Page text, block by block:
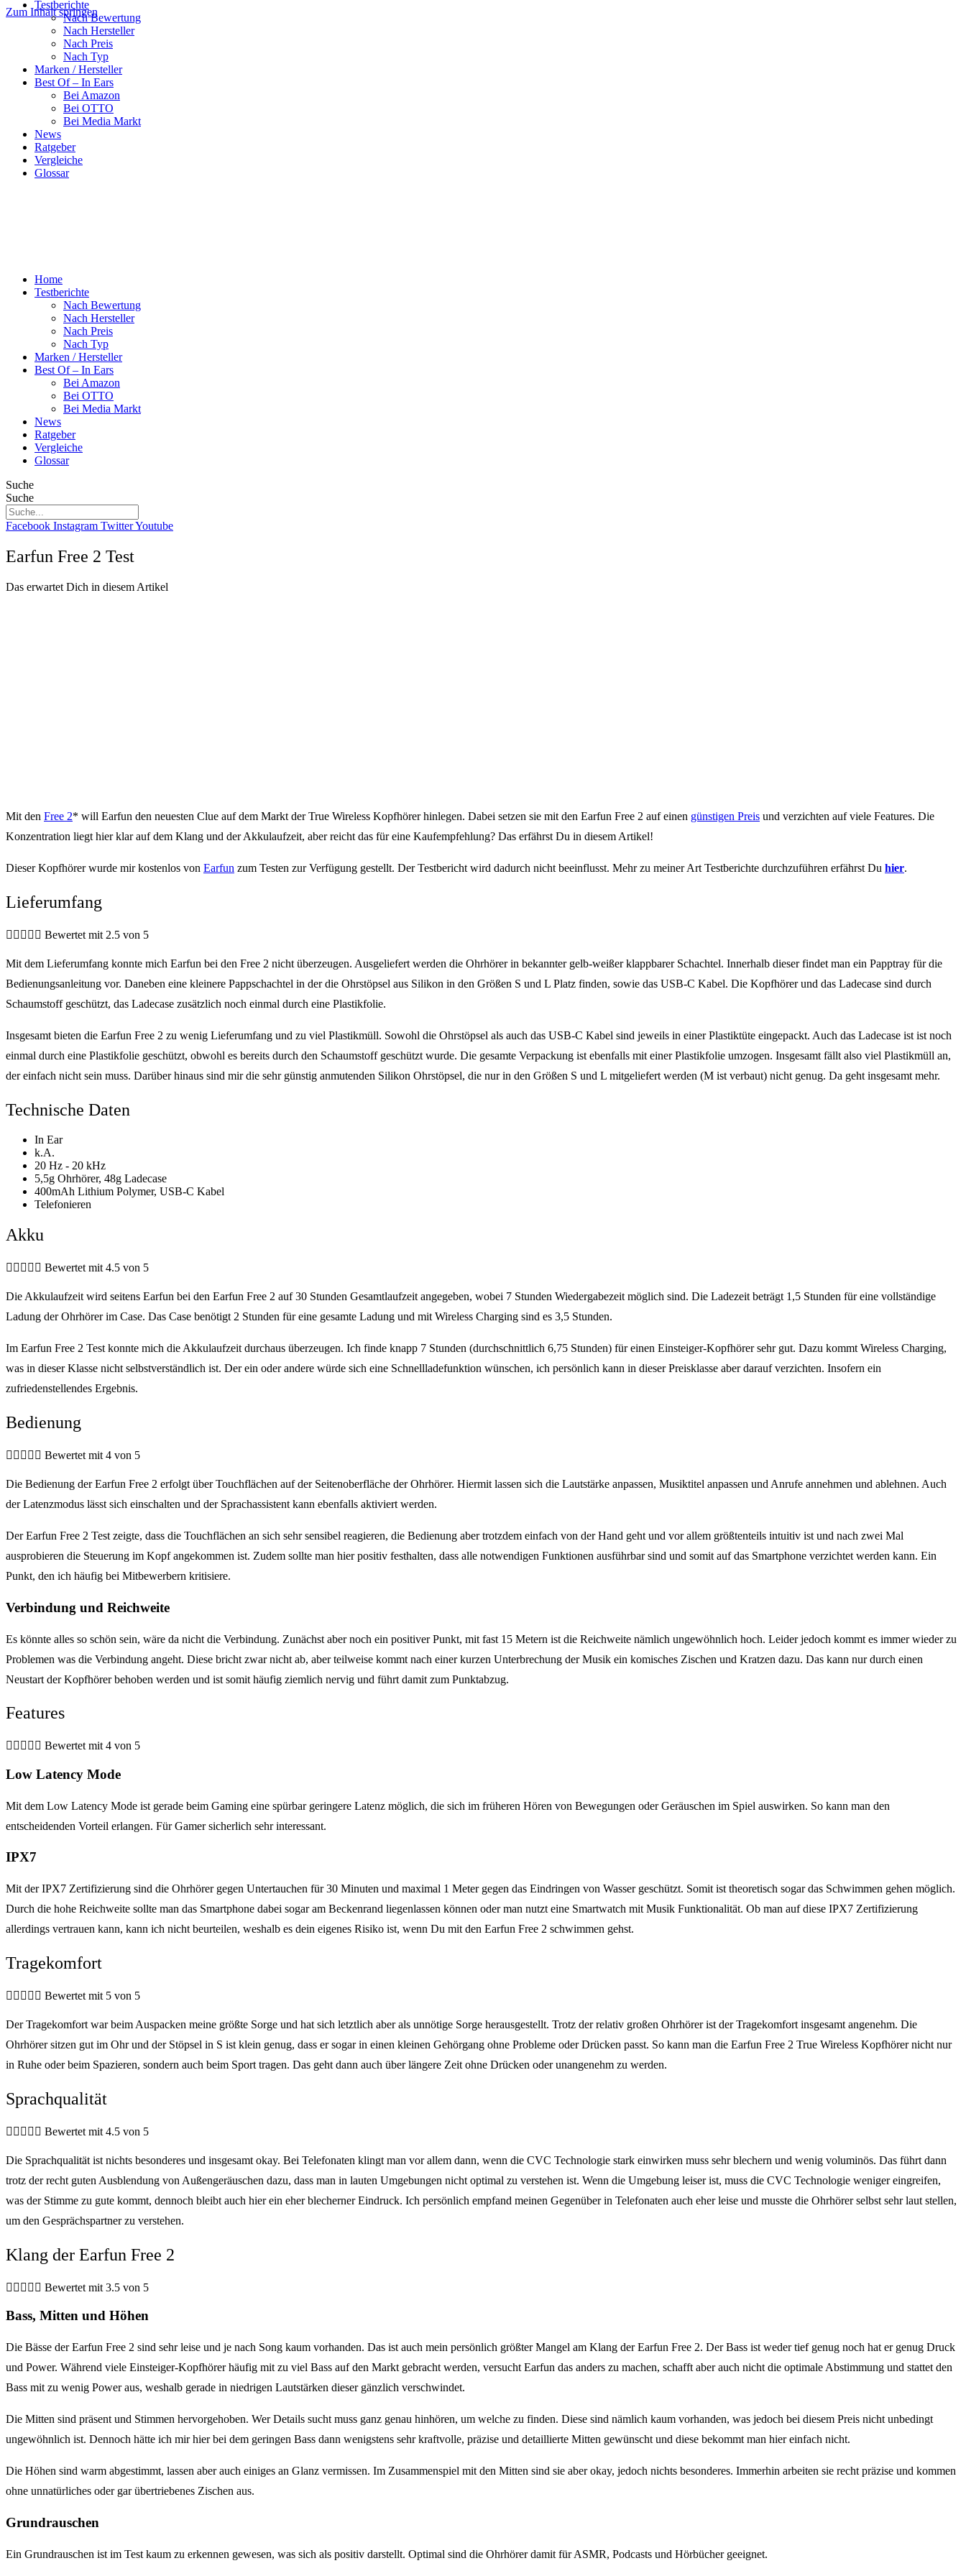
Zum Inhalt springen
Testberichte
Nach Bewertung
Nach Hersteller
Nach Preis
Nach Typ
Marken / Hersteller
Best Of – In Ears
Bei Amazon
Bei OTTO
Bei Media Markt
News
Ratgeber
Vergleiche
Glossar
Home
Testberichte
Nach Bewertung
Nach Hersteller
Nach Preis
Nach Typ
Marken / Hersteller
Best Of – In Ears
Bei Amazon
Bei OTTO
Bei Media Markt
News
Ratgeber
Vergleiche
Glossar
Suche
Suche
Facebook Instagram TwitterYoutube
Earfun Free 2 Test
Das erwartet Dich in diesem Artikel
Mit den Free 2* will Earfun den neuesten Clue auf dem Markt der True Wireless Kopfhörer hinlegen. Dabei setzen sie mit den Earfun Free 2 auf einen günstigen Preis und verzichten auf viele Features. Die
Konzentration liegt hier klar auf dem Klang und der Akkulaufzeit, aber reicht das für eine Kaufempfehlung? Das erfährst Du in diesem Artikel!
Dieser Kopfhörer wurde mir kostenlos von Earfun zum Testen zur Verfügung gestellt. Der Testbericht wird dadurch nicht beeinflusst. Mehr zu meiner Art Testberichte durchzuführen erfährst Du hier.
Lieferumfang
     Bewertet mit 2.5 von 5
Mit dem Lieferumfang konnte mich Earfun bei den Free 2 nicht überzeugen. Ausgeliefert werden die Ohrhörer in bekannter gelb-weißer klappbarer Schachtel. Innerhalb dieser findet man ein Papptray für die
Bedienungsanleitung vor. Daneben eine kleinere Pappschachtel in der die Ohrstöpsel aus Silikon in den Größen S und L Platz finden, sowie das USB-C Kabel. Die Kopfhörer und das Ladecase sind durch
Schaumstoff geschützt, das Ladecase zusätzlich noch einmal durch eine Plastikfolie.
Insgesamt bieten die Earfun Free 2 zu wenig Lieferumfang und zu viel Plastikmüll. Sowohl die Ohrstöpsel als auch das USB-C Kabel sind jeweils in einer Plastiktüte eingepackt. Auch das Ladecase ist ist noch
einmal durch eine Plastikfolie geschützt, obwohl es bereits durch den Schaumstoff geschützt wurde. Die gesamte Verpackung ist ebenfalls mit einer Plastikfolie umzogen. Insgesamt fällt also viel Plastikmüll an,
der einfach nicht sein muss. Darüber hinaus sind mir die sehr günstig anmutenden Silikon Ohrstöpsel, die nur in den Größen S und L mitgeliefert werden (M ist verbaut) nicht genug. Da geht insgesamt mehr.
Technische Daten
In Ear
k.A.
20 Hz - 20 kHz
5,5g Ohrhörer, 48g Ladecase
400mAh Lithium Polymer, USB-C Kabel
Telefonieren
Akku
     Bewertet mit 4.5 von 5
Die Akkulaufzeit wird seitens Earfun bei den Earfun Free 2 auf 30 Stunden Gesamtlaufzeit angegeben, wobei 7 Stunden Wiedergabezeit möglich sind. Die Ladezeit beträgt 1,5 Stunden für eine vollständige
Ladung der Ohrhörer im Case. Das Case benötigt 2 Stunden für eine gesamte Ladung und mit Wireless Charging sind es 3,5 Stunden.
Im Earfun Free 2 Test konnte mich die Akkulaufzeit durchaus überzeugen. Ich finde knapp 7 Stunden (durchschnittlich 6,75 Stunden) für einen Einsteiger-Kopfhörer sehr gut. Dazu kommt Wireless Charging,
was in dieser Klasse nicht selbstverständlich ist. Der ein oder andere würde sich eine Schnellladefunktion wünschen, ich persönlich kann in dieser Preisklasse aber darauf verzichten. Insofern ein
zufriedenstellendes Ergebnis.
Bedienung
     Bewertet mit 4 von 5
Die Bedienung der Earfun Free 2 erfolgt über Touchflächen auf der Seitenoberfläche der Ohrhörer. Hiermit lassen sich die Lautstärke anpassen, Musiktitel anpassen und Anrufe annehmen und ablehnen. Auch
der Latenzmodus lässt sich einschalten und der Sprachassistent kann ebenfalls aktiviert werden.
Der Earfun Free 2 Test zeigte, dass die Touchflächen an sich sehr sensibel reagieren, die Bedienung aber trotzdem einfach von der Hand geht und vor allem größtenteils intuitiv ist und nach zwei Mal
ausprobieren die Steuerung im Kopf angekommen ist. Zudem sollte man hier positiv festhalten, dass alle notwendigen Funktionen ausführbar sind und somit auf das Smartphone verzichtet werden kann. Ein
Punkt, den ich häufig bei Mitbewerbern kritisiere.
Verbindung und Reichweite
Es könnte alles so schön sein, wäre da nicht die Verbindung. Zunächst aber noch ein positiver Punkt, mit fast 15 Metern ist die Reichweite nämlich ungewöhnlich hoch. Leider jedoch kommt es immer wieder zu
Problemen was die Verbindung angeht. Diese bricht zwar nicht ab, aber teilweise kommt nach einer kurzen Unterbrechung der Musik ein komisches Zischen und Kratzen dazu. Das kann nur durch einen
Neustart der Kopfhörer behoben werden und ist somit häufig ziemlich nervig und führt damit zum Punktabzug.
Features
     Bewertet mit 4 von 5
Low Latency Mode
Mit dem Low Latency Mode ist gerade beim Gaming eine spürbar geringere Latenz möglich, die sich im früheren Hören von Bewegungen oder Geräuschen im Spiel auswirken. So kann man den
entscheidenden Vorteil erlangen. Für Gamer sicherlich sehr interessant.
IPX7
Mit der IPX7 Zertifizierung sind die Ohrhörer gegen Untertauchen für 30 Minuten und maximal 1 Meter gegen das Eindringen von Wasser geschützt. Somit ist theoretisch sogar das Schwimmen gehen möglich.
Durch die hohe Reichweite sollte man das Smartphone dabei sogar am Beckenrand liegenlassen können oder man nutzt eine Smartwatch mit Musik Funktionalität. Ob man auf diese IPX7 Zertifizierung
allerdings vertrauen kann, kann ich nicht beurteilen, weshalb es dein eigenes Risiko ist, wenn Du mit den Earfun Free 2 schwimmen gehst.
Tragekomfort
     Bewertet mit 5 von 5
Der Tragekomfort war beim Auspacken meine größte Sorge und hat sich letztlich aber als unnötige Sorge herausgestellt. Trotz der relativ großen Ohrhörer ist der Tragekomfort insgesamt angenehm. Die
Ohrhörer sitzen gut im Ohr und der Stöpsel in S ist klein genug, dass er sogar in einen kleinen Gehörgang ohne Probleme oder Drücken passt. So kann man die Earfun Free 2 True Wireless Kopfhörer nicht nur
in Ruhe oder beim Spazieren, sondern auch beim Sport tragen. Das geht dann auch über längere Zeit ohne Drücken oder unangenehm zu werden.
Sprachqualität
     Bewertet mit 4.5 von 5
Die Sprachqualität ist nichts besonderes und insgesamt okay. Bei Telefonaten klingt man vor allem dann, wenn die CVC Technologie stark einwirken muss sehr blechern und wenig voluminös. Das führt dann
trotz der recht guten Ausblendung von Außengeräuschen dazu, dass man in lauten Umgebungen nicht optimal zu verstehen ist. Wenn die Umgebung leiser ist, muss die CVC Technologie weniger eingreifen,
was der Stimme zu gute kommt, dennoch bleibt auch hier ein eher blecherner Eindruck. Ich persönlich empfand meinen Gegenüber in Telefonaten auch eher leise und musste die Ohrhörer selbst sehr laut stellen,
um den Gesprächspartner zu verstehen.
Klang der Earfun Free 2
     Bewertet mit 3.5 von 5
Bass, Mitten und Höhen
Die Bässe der Earfun Free 2 sind sehr leise und je nach Song kaum vorhanden. Das ist auch mein persönlich größter Mangel am Klang der Earfun Free 2. Der Bass ist weder tief genug noch hat er genug Druck
und Power. Während viele Einsteiger-Kopfhörer häufig mit zu viel Bass auf den Markt gebracht werden, versucht Earfun das anders zu machen, schafft aber auch nicht die optimale Abstimmung und stattet den
Bass mit zu wenig Power aus, weshalb gerade in niedrigen Lautstärken dieser gänzlich verschwindet.
Die Mitten sind präsent und Stimmen hervorgehoben. Wer Details sucht muss ganz genau hinhören, um welche zu finden. Diese sind nämlich kaum vorhanden, was jedoch bei diesem Preis nicht unbedingt
ungewöhnlich ist. Dennoch hätte ich mir hier bei dem geringen Bass dann wenigstens sehr kraftvolle, präzise und detaillierte Mitten gewünscht und diese bekommt man hier einfach nicht.
Die Höhen sind warm abgestimmt, lassen aber auch einiges an Glanz vermissen. Im Zusammenspiel mit den Mitten sind sie aber okay, jedoch nichts besonderes. Immerhin arbeiten sie recht präzise und kommen
ohne unnatürliches oder gar übertriebenes Zischen aus.
Grundrauschen
Ein Grundrauschen ist im Test kaum zu erkennen gewesen, was sich als positiv darstellt. Optimal sind die Ohrhörer damit für ASMR, Podcasts und Hörbücher geeignet.